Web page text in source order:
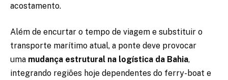
acostamento.
Além de encurtar o tempo de viagem e substituir o
transporte marítimo atual, a ponte deve provocar
uma mudança estrutural na logística da Bahia,
integrando regiões hoje dependentes do ferry-boat e